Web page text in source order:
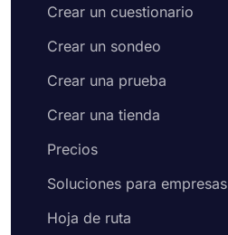
Crear un cuestionario
Crear un sondeo
Crear una prueba
Crear una tienda
Precios
Soluciones para empresas
Hoja de ruta